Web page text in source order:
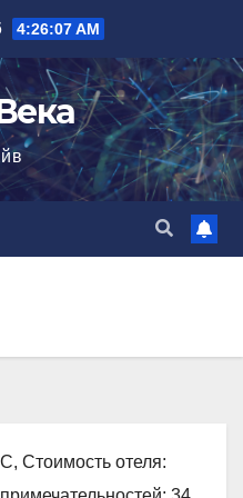
4:26:08 AM
Стоимость отеля: